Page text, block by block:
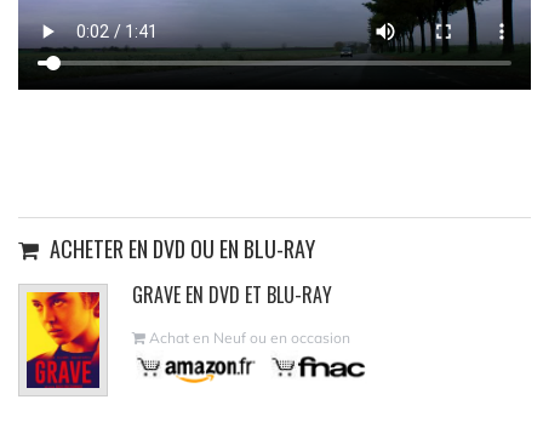
ACHETER EN DVD OU EN BLU-RAY
GRAVE EN DVD ET BLU-RAY
Achat en Neuf ou en occasion